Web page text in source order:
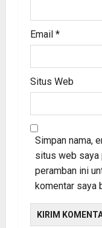
Email *
Situs Web
Simpan nama,
situs web saya
peramban ini
komentar saya